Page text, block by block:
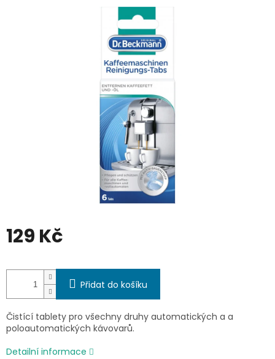
129 Kč
cena:
Přidat do košíku
Čistící tablety pro všechny druhy automatických a a
poloautomatických kávovarů.
Detailní informace